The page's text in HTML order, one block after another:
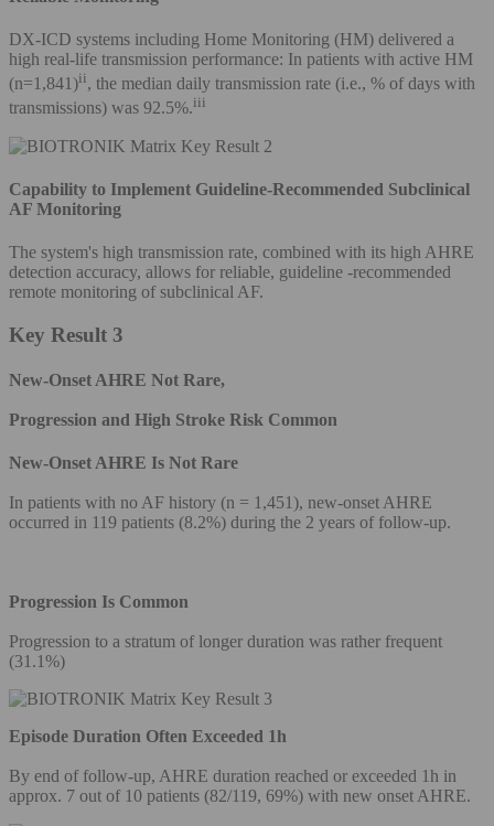
DX-ICD systems including Home Monitoring (HM) delivered a
high real-life transmission performance: In patients with active HM
(n=1,841)ii, the median daily transmission rate (i.e., % of days with
transmissions) was 92.5%.iii
Capability to Implement Guideline-Recommended Subclinical
AF Monitoring
The system's high transmission rate, combined with its high AHRE
detection accuracy, allows for reliable, guideline -recommended
remote monitoring of subclinical AF.
Key Result 3
New-Onset AHRE Not Rare,
Progression and High Stroke Risk Common
New-Onset AHRE Is Not Rare
In patients with no AF history (n = 1,451), new-onset AHRE
occurred in 119 patients (8.2%) during the 2 years of follow-up.
Progression Is Common
Progression to a stratum of longer duration was rather frequent
(31.1%)
Episode Duration Often Exceeded 1h
By end of follow-up, AHRE duration reached or exceeded 1h in
approx. 7 out of 10 patients (82/119, 69%) with new onset AHRE.